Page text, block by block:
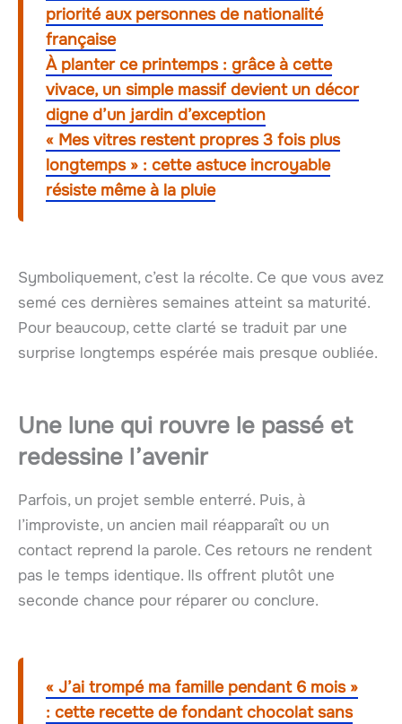
priorité aux personnes de nationalité
française
À planter ce printemps : grâce à cette
vivace, un simple massif devient un décor
digne d’un jardin d’exception
« Mes vitres restent propres 3 fois plus
longtemps » : cette astuce incroyable
résiste même à la pluie
Symboliquement, c’est la récolte. Ce que vous avez
semé ces dernières semaines atteint sa maturité.
Pour beaucoup, cette clarté se traduit par une
surprise longtemps espérée mais presque oubliée.
Une lune qui rouvre le passé et
redessine l’avenir
Parfois, un projet semble enterré. Puis, à
l’improviste, un ancien mail réapparaît ou un
contact reprend la parole. Ces retours ne rendent
pas le temps identique. Ils offrent plutôt une
seconde chance pour réparer ou conclure.
« J’ai trompé ma famille pendant 6 mois »
: cette recette de fondant chocolat sans